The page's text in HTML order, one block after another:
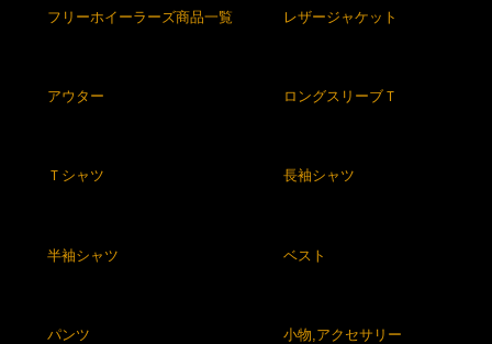
フリーホイーラーズ商品一覧 レザージャケット
アウター ロングスリーブＴ
Ｔシャツ 長袖シャツ
半袖シャツ ベスト
パンツ 小物,アクセサリー